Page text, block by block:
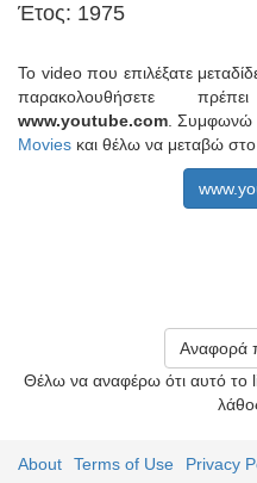
Έτος: 1975
Το video που επιλέξατε
παρακολουθήσετε
www.youtube.com .
Movies και θέλω να μεταβώ στο
Αναφορά
Θέλω να αναφέρω ότι αυτό το
About Terms of Use Privacy